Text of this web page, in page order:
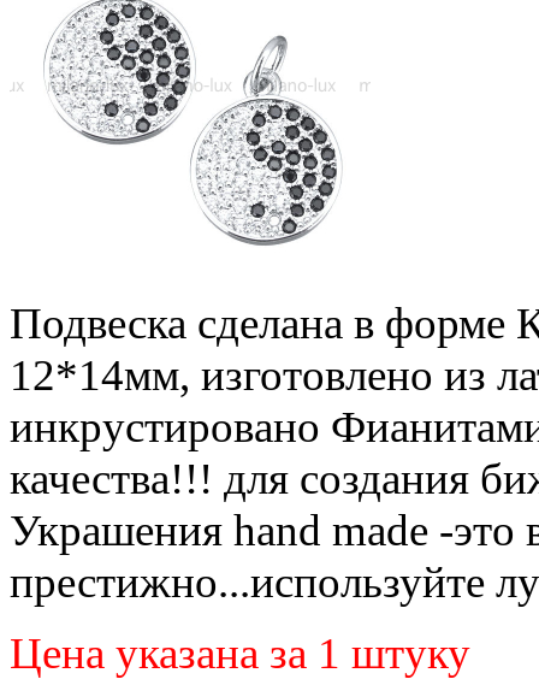
Подвеска сделана в форме
12*14мм, изготовлено из
инкрустировано
качества!!! для создания
Украшения hand made -это
престижно...используйте
Цена указана за 1 штуку